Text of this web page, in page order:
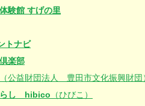
験館 すげの里
トナビ
楽部
（公益財団法人 豊田市文化振興財団
らし hibico （ひびこ）